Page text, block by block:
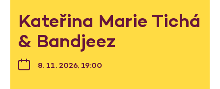
Kateřina Marie Tichá
& Bandjeez
8. 11. 2026, 19:00